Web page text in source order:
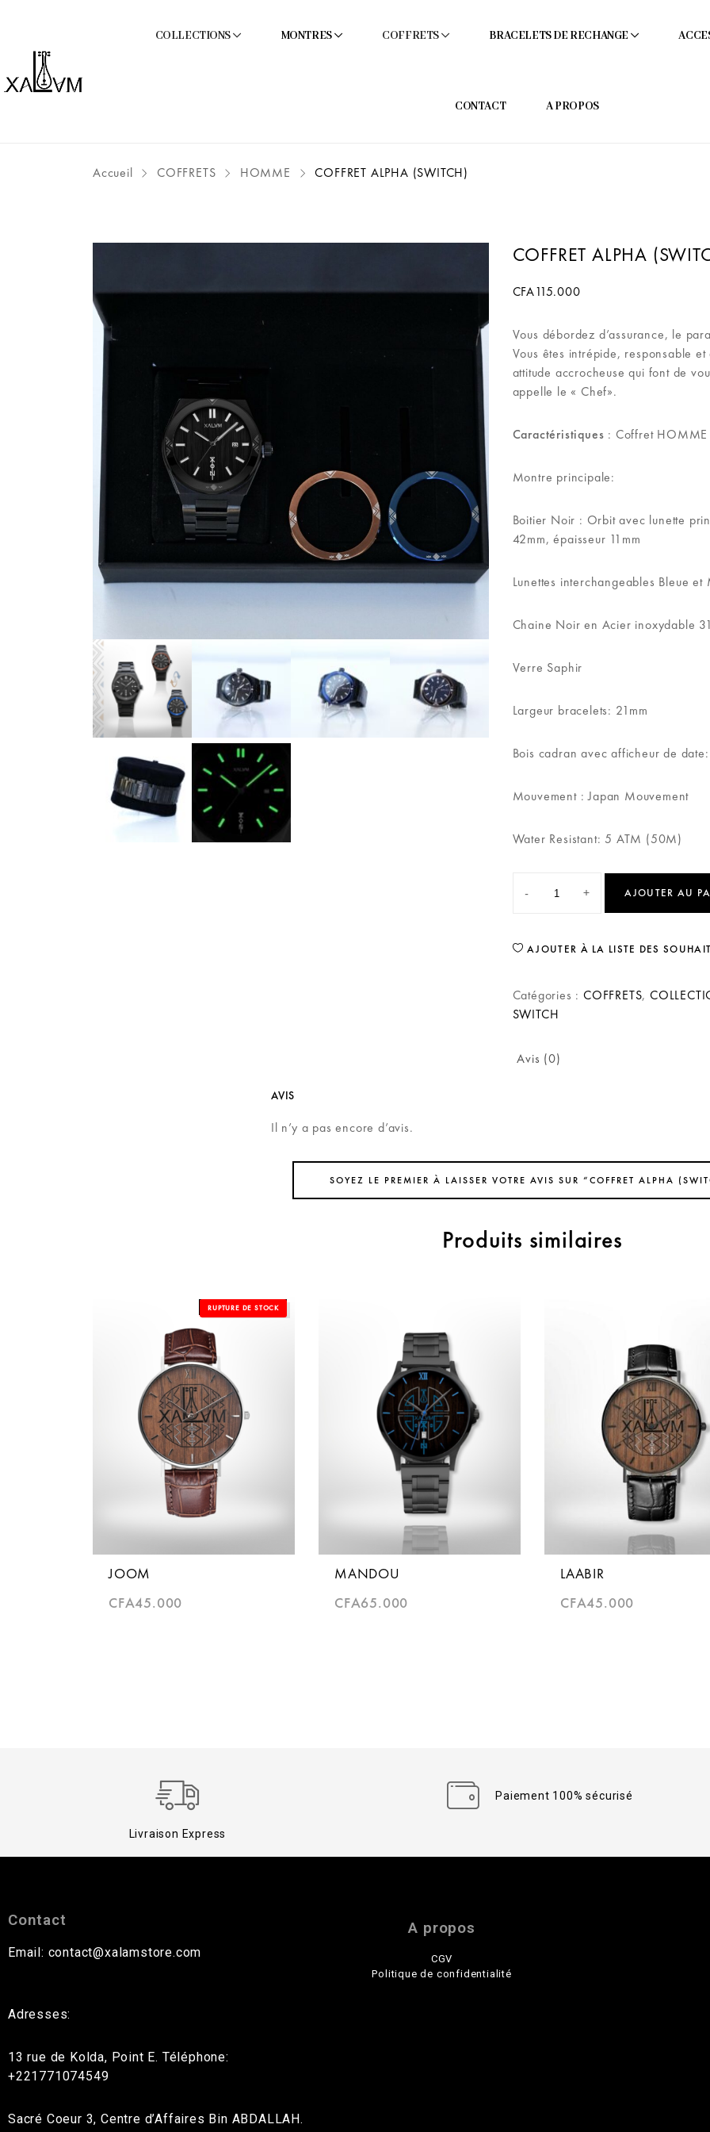
COLLECTIONS MONTRES COFFRETS BRACELETS DE RECHANGE
CONTACT A PROPOS
Accueil COFFRETS HOMME COFFRET ALPHA (SWITCH)
COFFRET ALPHA
CFA115.000
Vous débordez d’assurance, le
Vous êtes intrépide, responsable
attitude accrocheuse qui font de
appelle le « Chef».
Caractéristiques : Coffret HOMME
Montre principale:
Boitier Noir : Orbit avec lunette
42mm, épaisseur 11mm
Lunettes interchangeables Bleue et
Chaine Noir en Acier inoxydable
Verre Saphir
Largeur bracelets: 21mm
Bois cadran avec afficheur de
Mouvement : Japan Mouvement
Water Resistant: 5 ATM (50M)
- + AJOUTER AU
AJOUTER À LA LISTE DES
Catégories : COFFRETS,
SWITCH
Avis (0)
AVIS
Il n’y a pas encore d’avis.
SOYEZ LE PREMIER À LAISSER VOTRE AVIS SUR “COFFRET ALPHA
Produits similaires
RUPTURE DE STOCK
OUT OF STOCK
JOOM
CFA45.000
MANDOU
CFA65.000
LAABIR
CFA45.000
Livraison Express
Paiement 100% sécurisé
Contact
Email: contact@xalamstore.com
Adresses:
13 rue de Kolda, Point E. Téléphone:
+221771074549
Sacré Coeur 3, Centre d’Affaires Bin ABDALLAH.
A propos
CGV
Politique de confidentialité